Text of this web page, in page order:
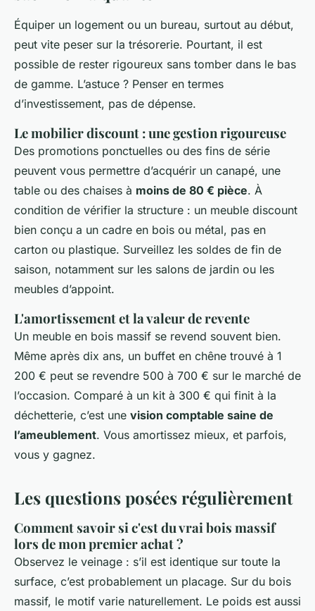
Équiper un logement ou un bureau, surtout au début,
peut vite peser sur la trésorerie. Pourtant, il est
possible de rester rigoureux sans tomber dans le bas
de gamme. L’astuce ? Penser en termes
d’investissement, pas de dépense.
Le mobilier discount : une gestion rigoureuse
Des promotions ponctuelles ou des fins de série
peuvent vous permettre d’acquérir un canapé, une
table ou des chaises à moins de 80 € pièce. À
condition de vérifier la structure : un meuble discount
bien conçu a un cadre en bois ou métal, pas en
carton ou plastique. Surveillez les soldes de fin de
saison, notamment sur les salons de jardin ou les
meubles d’appoint.
L'amortissement et la valeur de revente
Un meuble en bois massif se revend souvent bien.
Même après dix ans, un buffet en chêne trouvé à 1
200 € peut se revendre 500 à 700 € sur le marché de
l’occasion. Comparé à un kit à 300 € qui finit à la
déchetterie, c’est une vision comptable saine de
l’ameublement. Vous amortissez mieux, et parfois,
vous y gagnez.
Les questions posées régulièrement
Comment savoir si c'est du vrai bois massif
lors de mon premier achat ?
Observez le veinage : s’il est identique sur toute la
surface, c’est probablement un placage. Sur du bois
massif, le motif varie naturellement. Le poids est aussi